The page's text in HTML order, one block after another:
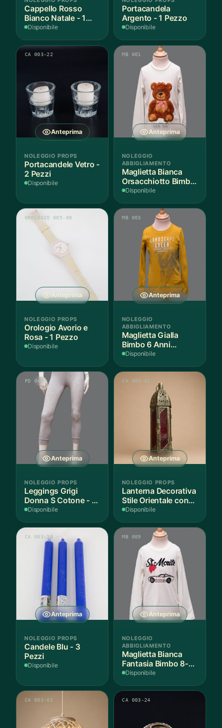
Cappello Rosso
Bianco Natale - 1
Pezzo
Disponibile
Portacandela
Argento - 1 Pezzo
Disponibile
Anteprima
CA 003-22
NOLEGGIO PROPS
Portacandele Vetro -
2 Pezzi
Disponibile
Anteprima
MB 001
NOLEGGIO
ABBIGLIAMENTO
Maglietta Bianca
Orsacchiotto Bimbo
6-7 Anni Cotone - 1
Disponibile
Anteprima
OROLOGIO 005-00
NOLEGGIO PROPS
Orologio Avorio e
Rosa - 1 Pezzo
Disponibile
Anteprima
MB 003
NOLEGGIO
ABBIGLIAMENTO
Maglietta Gialla
Bimbo 6 Anni
Cotone - 1 Pezzo
Disponibile
Anteprima
PD 047
NOLEGGIO PROPS
Leggings Grigi
Donna S Cotone - 1
Paio
Disponibile
Anteprima
CA 003-01
NOLEGGIO PROPS
Lanterna Decorativa
Stile Orientale con
Vetri Rossi
Disponibile
Anteprima
CA 003-18
NOLEGGIO PROPS
Candele Blu - 3
Pezzi
Disponibile
Anteprima
MB 009
NOLEGGIO
ABBIGLIAMENTO
Maglietta Bianca
Fantasia Bimbo 8-9
Anni Cotone - 1
Disponibile
CA 003-02 CA 003-24